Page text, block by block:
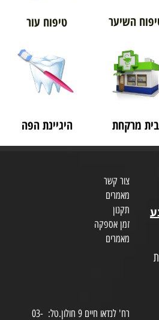
השיער טיפוח עור
בית מרקחת היגיינת הפה
צור קשר
מאמרים
תקנון
זמן אספקה
מאמרים
רח' לנדאו חיים 9 חולון.טל: 03-